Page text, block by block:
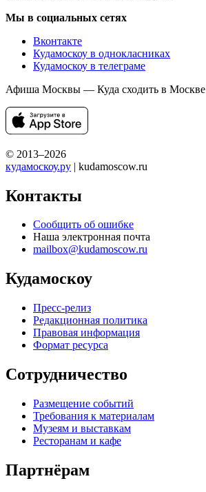
Мы в социальных сетях
Вконтакте
Кудамоскоу в однокласниках
Кудамоскоу в телеграме
Афиша Москвы — Куда сходить в Москве
© 2013–2026
кудамоскоу.ру | kudamoscow.ru
Контакты
Сообщить об ошибке
Наша электронная почта
mailbox@kudamoscow.ru
Кудамоскоу
Пресс-релиз
Редакционная политика
Правовая информация
Формат ресурса
Сотрудничество
Размещение событий
Требования к материалам
Музеям и выставкам
Ресторанам и кафе
Партнёрам